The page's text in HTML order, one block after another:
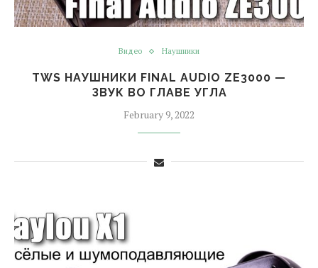
Видео Наушники
TWS НАУШНИКИ FINAL AUDIO ZE3000 —
ЗВУК ВО ГЛАВЕ УГЛА
February 9, 2022